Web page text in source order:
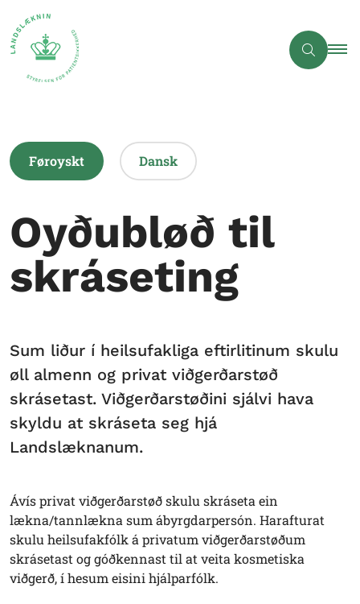
Føroyskt Dansk
Oyðubløð til
skráseting
Sum liður í heilsufakliga eftirlitinum skulu
øll almenn og privat viðgerðarstøð
skrásetast. Viðgerðarstøðini sjálvi hava
skyldu at skráseta seg hjá
Landslæknanum.
Ávís privat viðgerðarstøð skulu skráseta ein
lækna/tannlækna sum ábyrgdarpersón. Harafturat
skulu heilsufakfólk á privatum viðgerðarstøðum
skrásetast og góðkennast til at veita kosmetiska
viðgerð, í hesum eisini hjálparfólk.